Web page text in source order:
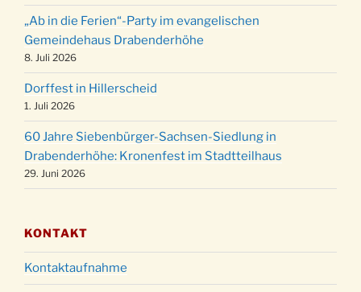
24.12.
Weihnachtsgottesdienst in der Kirche um
15:00 Uhr
24.12.
Weihnachtsgottesdienst in der Kirche um
18:00 Uhr
24.12.
Christmette mit der ev. Jugend in der Kirche
um 23:00 Uhr
31.12.
Gottesdienst zu Silvester in der Kirche um
18:00 Uhr
„Ab in die Ferien“-Party im evangelischen
Gemeindehaus Drabenderhöhe
8. Juli 2026
Dorffest in Hillerscheid
1. Juli 2026
60 Jahre Siebenbürger-Sachsen-Siedlung in
Drabenderhöhe: Kronenfest im Stadtteilhaus
29. Juni 2026
KONTAKT
Kontaktaufnahme